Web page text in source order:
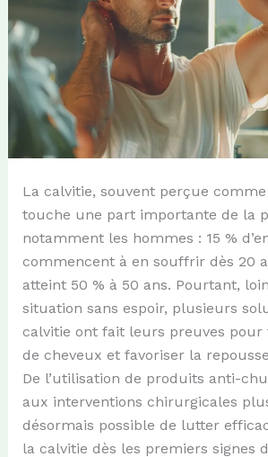
La calvitie, souvent perçue
touche une part importante de la
notamment les hommes : 15 %
commencent à en souffrir dès 20
atteint 50 % à 50 ans. Pourtant,
situation sans espoir, plusieurs
calvitie ont fait leurs preuves
de cheveux et favoriser la
De l’utilisation de produits anti-
aux interventions chirurgicales
désormais possible de lutter
la calvitie dès les premiers signes